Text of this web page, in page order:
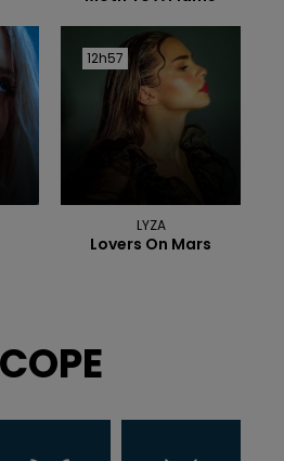
12h57
12h57
LYZA
Lovers On Mars